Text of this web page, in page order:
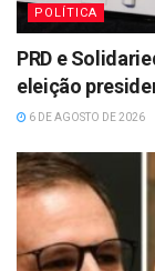
POLÍTICA
PRD e
eleição
6 DE AGOSTO DE 2026